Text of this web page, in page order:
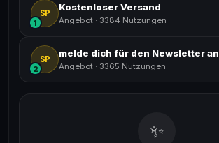
SP
1
Kostenloser Versand
Angebot · 3384 Nutzungen
SP
2
melde dich für den Newsletter an
Angebot · 3365 Nutzungen
✨